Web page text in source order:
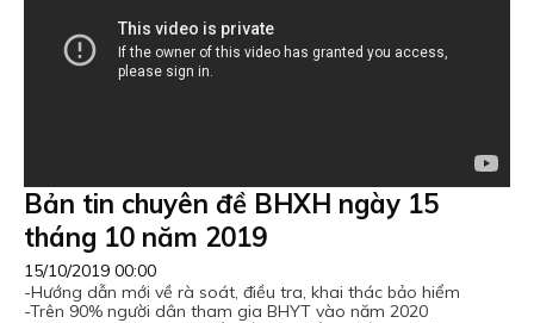
Bản tin chuyên đề BHXH ngày 15
tháng 10 năm 2019
15/10/2019 00:00
-Hướng dẫn mới về rà soát, điều tra, khai thác bảo hiểm
-Trên 90% người dân tham gia BHYT vào năm 2020